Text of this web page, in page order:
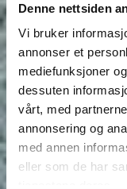
Denne nettsiden
Vi bruker
annonser et
mediefunksjoner
dessuten
vårt, med
annonsering og
med annen
eller som de har